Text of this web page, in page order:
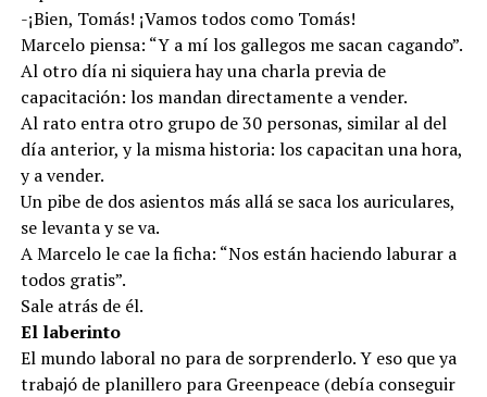
-¡Bien, Tomás! ¡Vamos todos como Tomás!
Marcelo piensa: “Y a mí los gallegos me sacan cagando”.
Al otro día ni siquiera hay una charla previa de
capacitación: los mandan directamente a vender.
Al rato entra otro grupo de 30 personas, similar al del
día anterior, y la misma historia: los capacitan una hora,
y a vender.
Un pibe de dos asientos más allá se saca los auriculares,
se levanta y se va.
A Marcelo le cae la ficha: “Nos están haciendo laburar a
todos gratis”.
Sale atrás de él.
El laberinto
El mundo laboral no para de sorprenderlo. Y eso que ya
trabajó de planillero para Greenpeace (debía conseguir